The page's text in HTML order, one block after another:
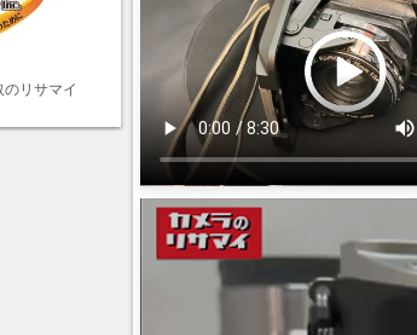
リサマイ